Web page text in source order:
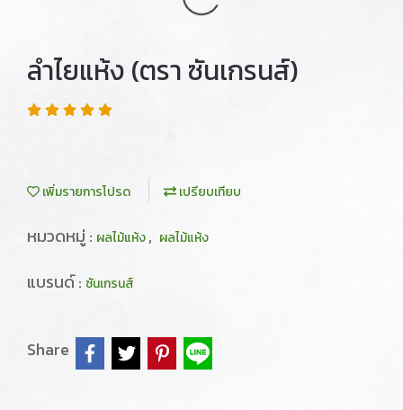
ลำไยแห้ง (ตรา ซันเกรนส์)
เพิ่มรายการโปรด เปรียบเทียบ
หมวดหมู่ : ผลไม้แห้ง, ผลไม้แห้ง
แบรนด์ : ซันเกรนส์
Share